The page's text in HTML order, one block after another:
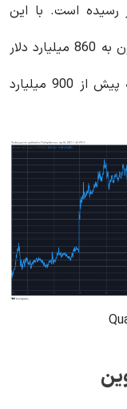
و اکنون به بالای 45000 دلار رسیده است. با این
وجود، ارزش بازاری آن کاهش یافته و اکنون به 860 میلیارد دلار
رسیده است. این معیار کمتر از یک هفته پیش از 900 میلیارد